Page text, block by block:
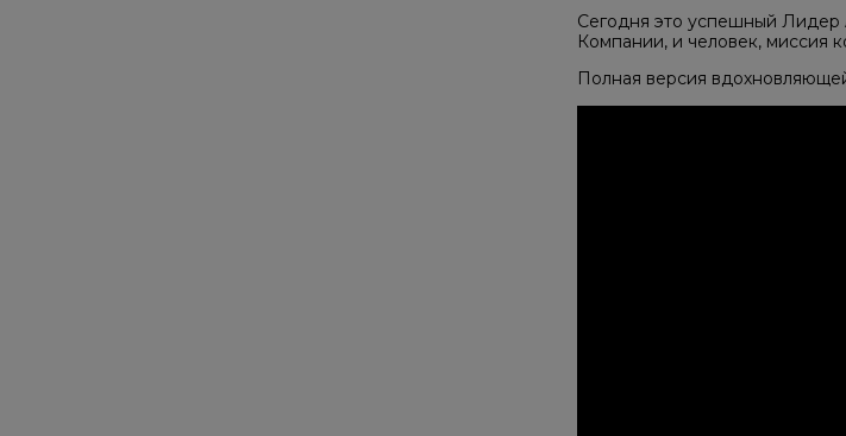
Сегодня это успешный Лидер
Компании, и человек, миссия
Полная версия